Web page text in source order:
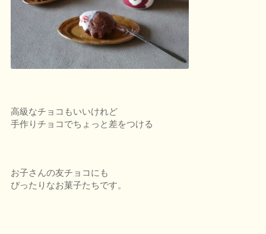
高級なチョコもいいけれど
手作りチョコでちょっと差をつける
お子さんの友チョコにも
ぴったりなお菓子たちです。